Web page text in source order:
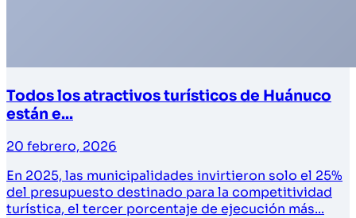
Todos los atractivos turísticos de Huánuco
están e...
20 febrero, 2026
En 2025, las municipalidades invirtieron solo el 25%
del presupuesto destinado para la competitividad
turística, el tercer porcentaje de ejecución más...